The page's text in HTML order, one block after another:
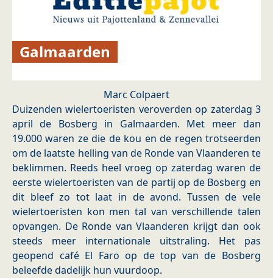
Galmaarden
Marc Colpaert
Duizenden wielertoeristen veroverden op zaterdag 3
april de Bosberg in Galmaarden. Met meer dan
19.000 waren ze die de kou en de regen trotseerden
om de laatste helling van de Ronde van Vlaanderen te
beklimmen. Reeds heel vroeg op zaterdag waren de
eerste wielertoeristen van de partij op de Bosberg en
dit bleef zo tot laat in de avond. Tussen de vele
wielertoeristen kon men tal van verschillende talen
opvangen. De Ronde van Vlaanderen krijgt dan ook
steeds meer internationale uitstraling. Het pas
geopend café El Faro op de top van de Bosberg
beleefde dadelijk hun vuurdoop.